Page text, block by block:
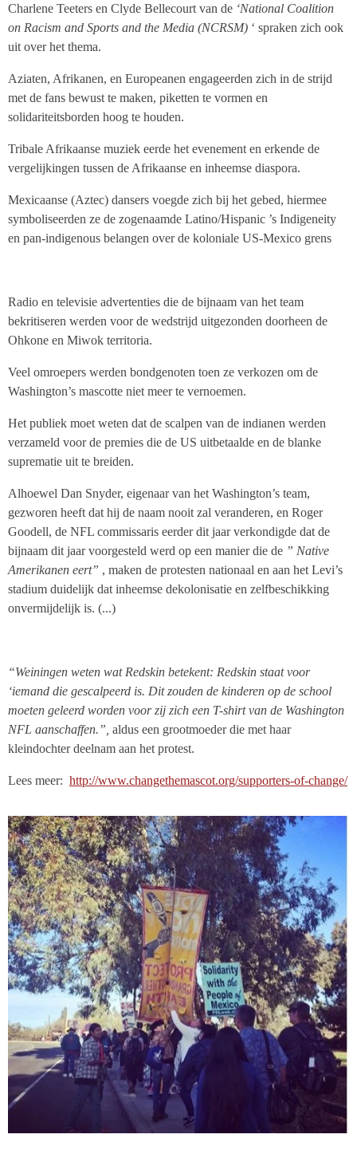
Charlene Teeters en Clyde Bellecourt van de ‘National Coalition
on Racism and Sports and the Media (NCRSM) ‘ spraken zich ook
uit over het thema.
Aziaten, Afrikanen, en Europeanen engageerden zich in de strijd
met de fans bewust te maken, piketten te vormen en
solidariteitsborden hoog te houden.
Tribale Afrikaanse muziek eerde het evenement en erkende de
vergelijkingen tussen de Afrikaanse en inheemse diaspora.
Mexicaanse (Aztec) dansers voegde zich bij het gebed, hiermee
symboliseerden ze de zogenaamde Latino/Hispanic ’s Indigeneity
en pan-indigenous belangen over de koloniale US-Mexico grens
Radio en televisie advertenties die de bijnaam van het team
bekritiseren werden voor de wedstrijd uitgezonden doorheen de
Ohkone en Miwok territoria.
Veel omroepers werden bondgenoten toen ze verkozen om de
Washington’s mascotte niet meer te vernoemen.
Het publiek moet weten dat de scalpen van de indianen werden
verzameld voor de premies die de US uitbetaalde en de blanke
suprematie uit te breiden.
Alhoewel Dan Snyder, eigenaar van het Washington’s team,
gezworen heeft dat hij de naam nooit zal veranderen, en Roger
Goodell, de NFL commissaris eerder dit jaar verkondigde dat de
bijnaam dit jaar voorgesteld werd op een manier die de ” Native
Amerikanen eert” , maken de protesten nationaal en aan het Levi’s
stadium duidelijk dat inheemse dekolonisatie en zelfbeschikking
onvermijdelijk is. (...)
“Weiningen weten wat Redskin betekent: Redskin staat voor
‘iemand die gescalpeerd is. Dit zouden de kinderen op de school
moeten geleerd worden voor zij zich een T-shirt van de Washington
NFL aanschaffen.”, aldus een grootmoeder die met haar
kleindochter deelnam aan het protest.
Lees meer: http://www.changethemascot.org/supporters-of-change/